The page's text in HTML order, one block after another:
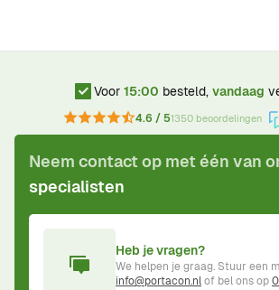
Voor 15:00 besteld, vandaag
4.6 / 51350 beoordelingen
Neem contact op met één van
specialisten
Heb je vragen?
We helpen je graag. Stuur een
info@portacon.nlof bel ons op